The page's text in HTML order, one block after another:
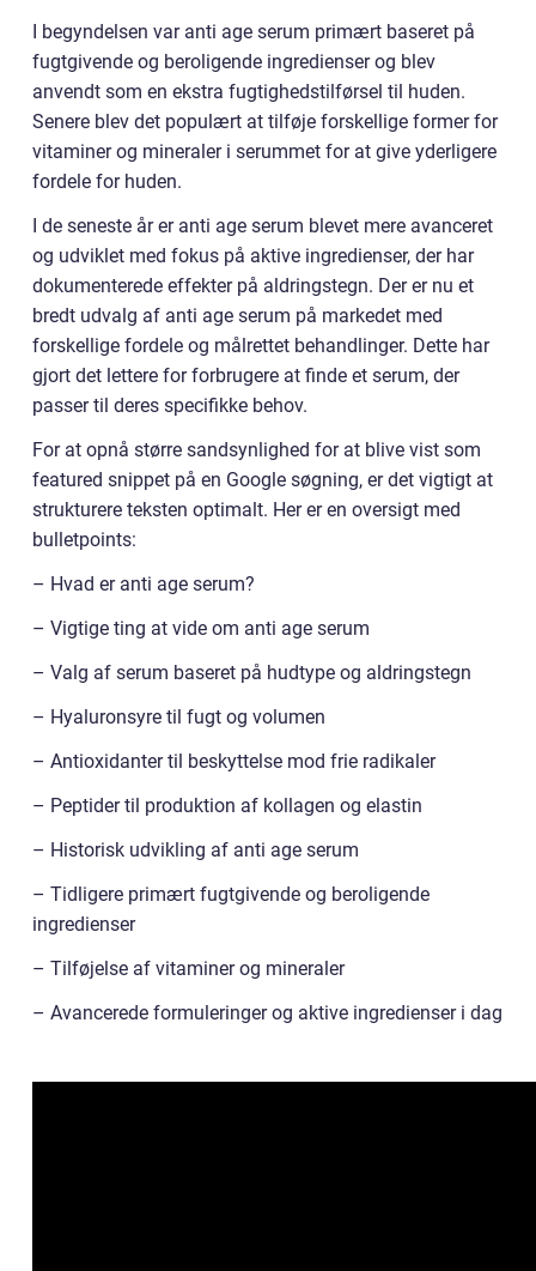
I begyndelsen var anti age serum primært baseret på
fugtgivende og beroligende ingredienser og blev
anvendt som en ekstra fugtighedstilførsel til huden.
Senere blev det populært at tilføje forskellige former for
vitaminer og mineraler i serummet for at give yderligere
fordele for huden.
I de seneste år er anti age serum blevet mere avanceret
og udviklet med fokus på aktive ingredienser, der har
dokumenterede effekter på aldringstegn. Der er nu et
bredt udvalg af anti age serum på markedet med
forskellige fordele og målrettet behandlinger. Dette har
gjort det lettere for forbrugere at finde et serum, der
passer til deres specifikke behov.
For at opnå større sandsynlighed for at blive vist som
featured snippet på en Google søgning, er det vigtigt at
strukturere teksten optimalt. Her er en oversigt med
bulletpoints:
– Hvad er anti age serum?
– Vigtige ting at vide om anti age serum
– Valg af serum baseret på hudtype og aldringstegn
– Hyaluronsyre til fugt og volumen
– Antioxidanter til beskyttelse mod frie radikaler
– Peptider til produktion af kollagen og elastin
– Historisk udvikling af anti age serum
– Tidligere primært fugtgivende og beroligende
ingredienser
– Tilføjelse af vitaminer og mineraler
– Avancerede formuleringer og aktive ingredienser i dag